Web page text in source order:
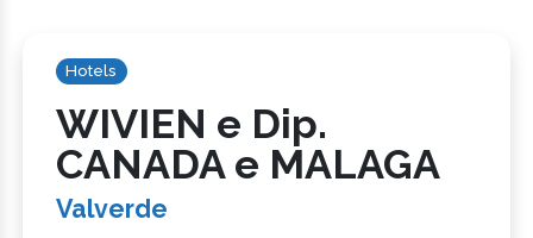
Hotels
WIVIEN e Dip.
CANADA e MALAGA
Valverde